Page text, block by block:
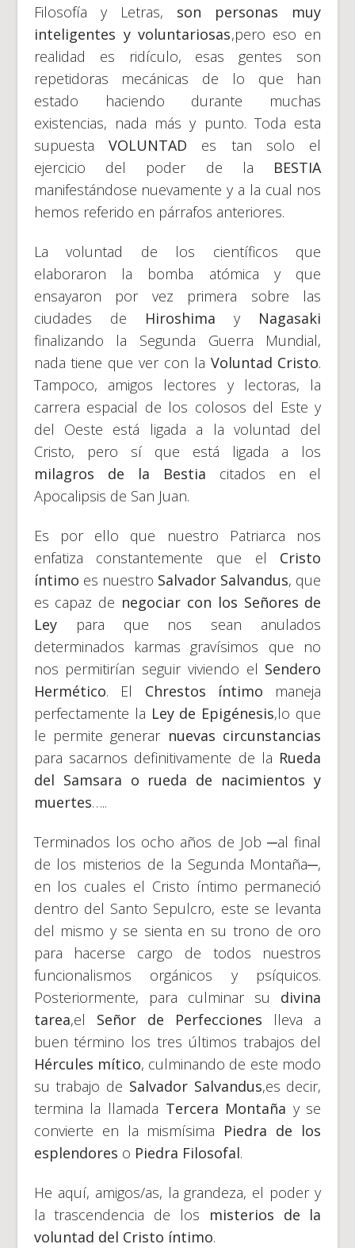
Filosofía y Letras, son personas muy
inteligentes y voluntariosas,pero eso en
realidad es ridículo, esas gentes son
repetidoras mecánicas de lo que han
estado haciendo durante muchas
existencias, nada más y punto. Toda esta
supuesta VOLUNTAD es tan solo el
ejercicio del poder de la BESTIA
manifestándose nuevamente y a la cual nos
hemos referido en párrafos anteriores.
La voluntad de los científicos que
elaboraron la bomba atómica y que
ensayaron por vez primera sobre las
ciudades de Hiroshimay Nagasaki
finalizando la Segunda Guerra Mundial,
nada tiene que ver con la Voluntad Cristo.
Tampoco, amigos lectores y lectoras, la
carrera espacial de los colosos del Este y
del Oeste está ligada a la voluntad del
Cristo, pero sí que está ligada a los
milagros de la Bestia citados en el
Apocalipsis de San Juan.
Es por ello que nuestro Patriarca nos
enfatiza constantemente que el Cristo
íntimo es nuestro Salvador Salvandus, que
es capaz de negociar con los Señores de
Leypara que nos sean anulados
determinados karmas gravísimos que no
nos permitirían seguir viviendo el Sendero
Hermético. El Chrestos íntimo maneja
perfectamente la Ley de Epigénesis,lo que
le permite generar nuevas circunstancias
para sacarnos definitivamente de la Rueda
del Samsara o rueda de nacimientos y
muertes…..
Terminados los ocho años de Job ─al final
de los misterios de la Segunda Montaña─,
en los cuales el Cristo íntimo permaneció
dentro del Santo Sepulcro, este se levanta
del mismo y se sienta en su trono de oro
para hacerse cargo de todos nuestros
funcionalismos orgánicos y psíquicos.
Posteriormente, para culminar su divina
tarea,el Señor de Perfecciones lleva a
buen término los tres últimos trabajos del
Hércules mítico, culminando de este modo
su trabajo de Salvador Salvandus,es decir,
termina la llamada Tercera Montaña y se
convierte en la mismísima Piedra de los
esplendores o Piedra Filosofal.
He aquí, amigos/as, la grandeza, el poder y
la trascendencia de los misterios de la
voluntad del Cristo íntimo.